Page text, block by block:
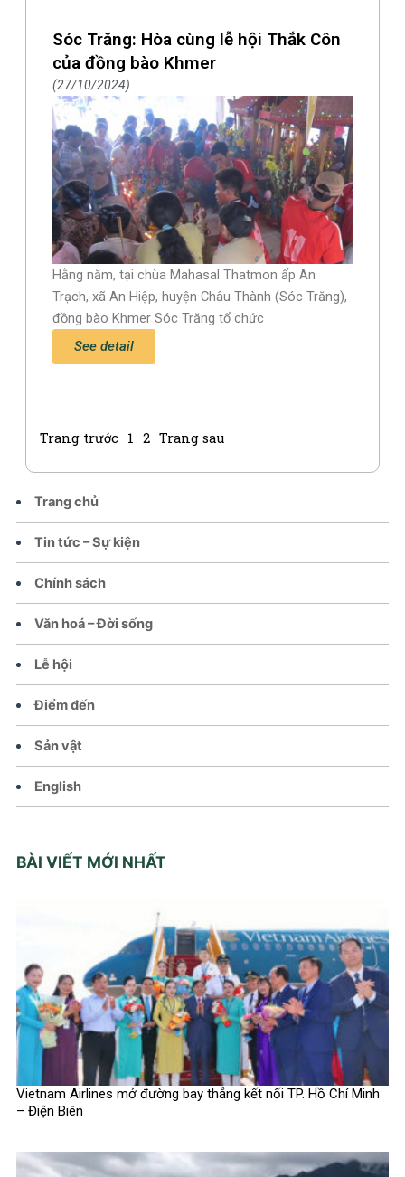
Trang chủ
Tin tức – Sự kiện
Chính sách
Văn hoá – Đời sống
Lễ hội
Điểm đến
Sản vật
English
BÀI VIẾT MỚI NHẤT
Vietnam Airlines mở đường bay thẳng kết nối TP. Hồ Chí Minh
– Điện Biên
Sóc Trăng: Hòa cùng lễ hội Thắk Côn
của đồng bào Khmer
27/10/2024
Hằng năm, tại chùa Mahasal Thatmon ấp An
Trạch, xã An Hiệp, huyện Châu Thành (Sóc Trăng),
đồng bào Khmer Sóc Trăng tổ chức
See detail
Trang trước 1 2 Trang sau